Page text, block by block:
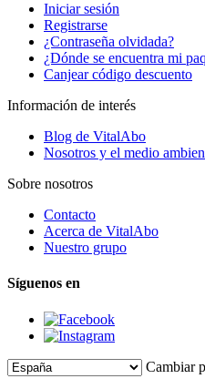
Iniciar sesión
Registrarse
¿Contraseña olvidada?
¿Dónde se encuentra mi
Canjear código descuento
Información de interés
Blog de VitalAbo
Nosotros y el medio
Sobre nosotros
Contacto
Acerca de VitalAbo
Nuestro grupo
Síguenos en
Cambiar